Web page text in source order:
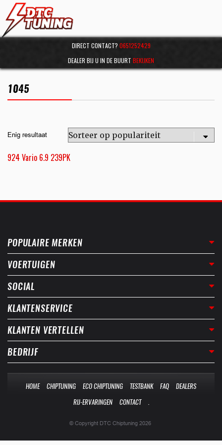
DIRECT CONTACT? 0651252429
DEALER BIJ U IN DE BUURT BEKIJKEN
1045
Enig resultaat
924 Vario 6.9 239PK
POPULAIRE MERKEN
VOERTUIGEN
SOCIAL
KLANTENSERVICE
KLANTEN VERTELLEN
BEDRIJF
HOME CHIPTUNING ECO CHIPTUNING TESTBANK FAQ
DEALERS
RIJ-ERVARINGEN
CONTACT
© Copyright DTC Chiptuning 2026